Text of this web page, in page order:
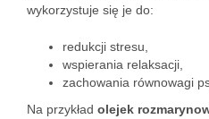
wykorzystuje się je do:
redukcji stresu,
wspierania relaksacji,
zachowania równowagi
Na przykład olejek